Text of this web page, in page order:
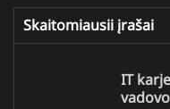
Skaitomiausii įrašai
IT